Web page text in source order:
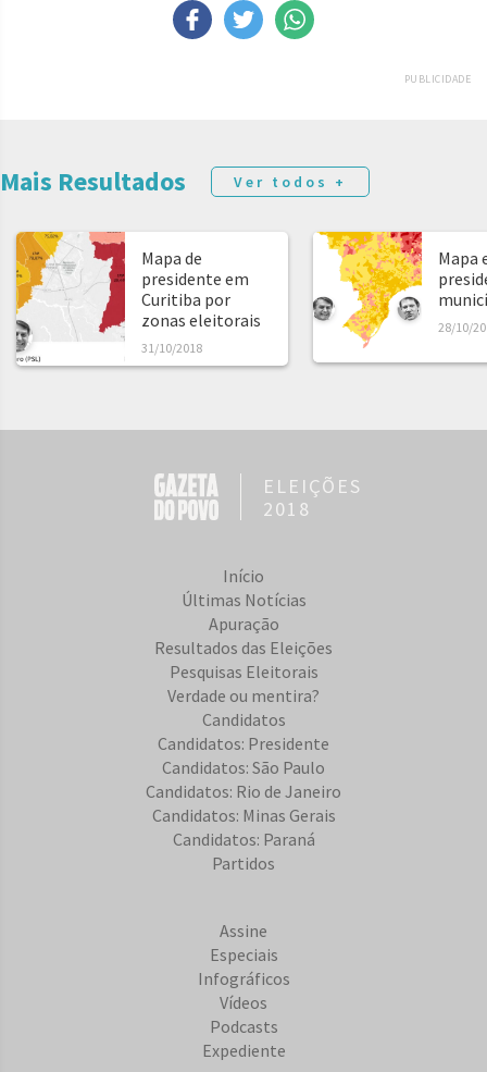
PUBLICIDADE
Mais Resultados Ver todos +
Mapa de
presidente em
Curitiba por
zonas eleitorais
31/10/2018
Mapa
28/10/
ELEIÇÕES
2018
Início
Últimas Notícias
Apuração
Resultados das Eleições
Pesquisas Eleitorais
Verdade ou mentira?
Candidatos
Candidatos: Presidente
Candidatos: São Paulo
Candidatos: Rio de Janeiro
Candidatos: Minas Gerais
Candidatos: Paraná
Partidos
Assine
Especiais
Infográficos
Vídeos
Podcasts
Expediente